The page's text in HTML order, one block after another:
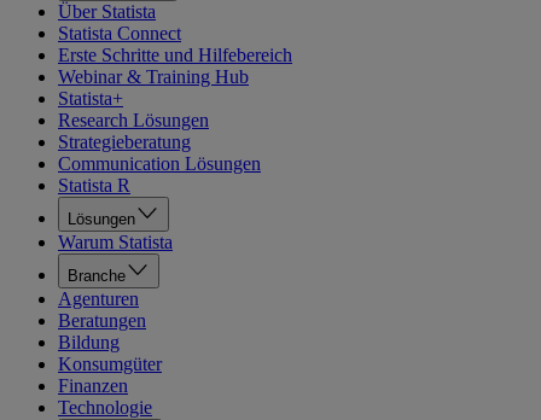
Über Statista
Statista Connect
Erste Schritte und Hilfebereich
Webinar & Training Hub
Statista+
Research Lösungen
Strategieberatung
Communication Lösungen
Statista R
Lösungen
Warum Statista
Branche
Agenturen
Beratungen
Bildung
Konsumgüter
Finanzen
Technologie